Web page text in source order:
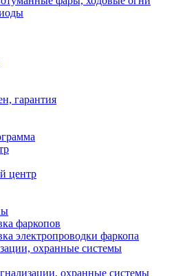
гарантия
центр
фаркопов
электропроводки фаркопа
охранные системы
охранные системы